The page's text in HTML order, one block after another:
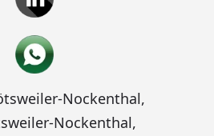
Nockenthal,
Nockenthal,